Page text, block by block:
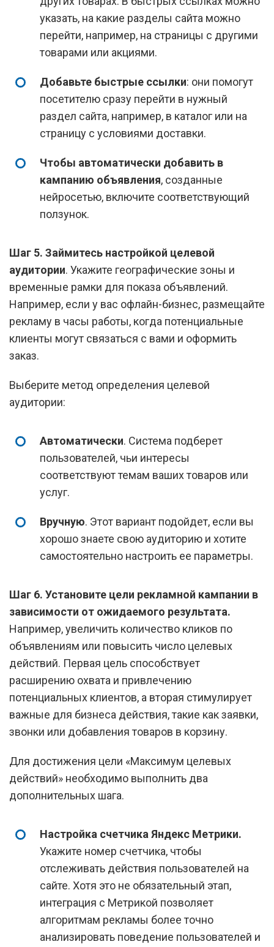
указать, на какие разделы сайта можно
перейти, например, на страницы с другими
товарами или акциями.
Добавьте быстрые ссылки: они помогут
посетителю сразу перейти в нужный
раздел сайта, например, в каталог или на
страницу с условиями доставки.
Чтобы автоматически добавить в
кампанию объявления, созданные
нейросетью, включите соответствующий
ползунок.
Шаг 5. Займитесь настройкой целевой
аудитории. Укажите географические зоны и
временные рамки для показа объявлений.
Например, если у вас офлайн-бизнес, размещайте
рекламу в часы работы, когда потенциальные
клиенты могут связаться с вами и оформить
заказ.
Выберите метод определения целевой
аудитории:
Автоматически. Система подберет
пользователей, чьи интересы
соответствуют темам ваших товаров или
услуг.
Вручную. Этот вариант подойдет, если вы
хорошо знаете свою аудиторию и хотите
самостоятельно настроить ее параметры.
Шаг 6. Установите цели рекламной кампании в
зависимости от ожидаемого результата.
Например, увеличить количество кликов по
объявлениям или повысить число целевых
действий. Первая цель способствует
расширению охвата и привлечению
потенциальных клиентов, а вторая стимулирует
важные для бизнеса действия, такие как заявки,
звонки или добавления товаров в корзину.
Для достижения цели «Максимум целевых
действий» необходимо выполнить два
дополнительных шага.
Настройка счетчика Яндекс Метрики.
Укажите номер счетчика, чтобы
отслеживать действия пользователей на
сайте. Хотя это не обязательный этап,
интеграция с Метрикой позволяет
алгоритмам рекламы более точно
анализировать поведение пользователей и